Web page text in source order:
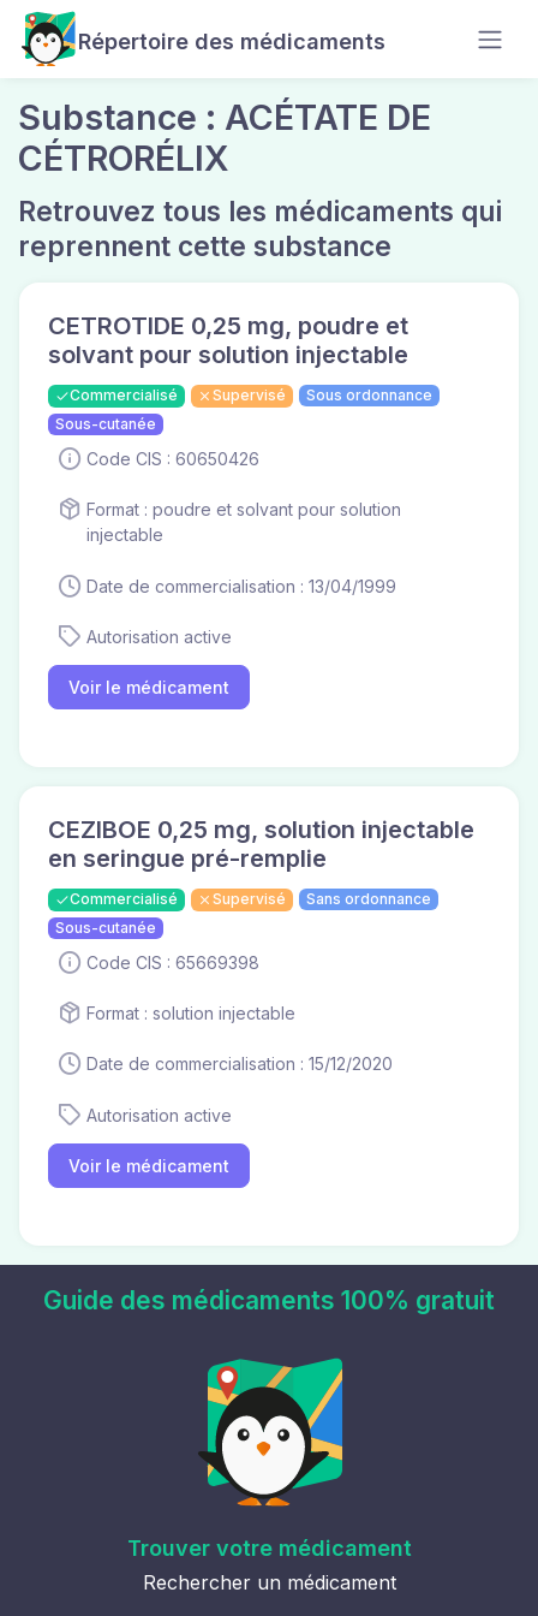
Répertoire des médicaments
Substance : ACÉTATE DE
CÉTRORÉLIX
Retrouvez tous les médicaments qui
reprennent cette substance
CETROTIDE 0,25 mg, poudre et
solvant pour solution injectable
Commercialisé Supervisé
Sous ordonnance
Sous-cutanée
Code CIS : 60650426
Format : poudre et solvant pour solution
injectable
Date de commercialisation : 13/04/1999
Autorisation active
Voir le médicament
CEZIBOE 0,25 mg, solution injectable
en seringue pré-remplie
Commercialisé Supervisé
Sans ordonnance
Sous-cutanée
Code CIS : 65669398
Format : solution injectable
Date de commercialisation : 15/12/2020
Autorisation active
Voir le médicament
Guide des médicaments 100% gratuit
Trouver votre médicament
Rechercher un médicament